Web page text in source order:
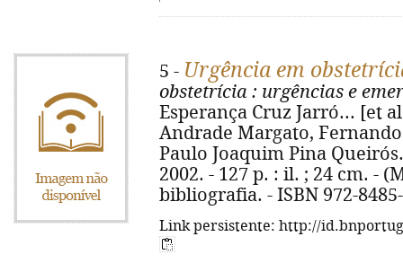
5 - Urgência em
obstetrícia : urgências e
Esperança Cruz Jarró... [et
Andrade Margato,
Paulo Joaquim Pina
2002. - 127 p. : il. ; 24 cm. -
bibliografia. - ISBN 972-
Link persistente: http://